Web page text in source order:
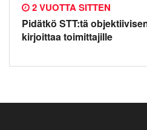
Pidätkö STT:tä
kirjoittaa toimittajille
2 VUOTTA SITTEN